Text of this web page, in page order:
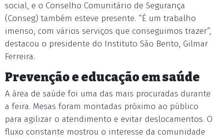
social, e o Conselho Comunitário de Segurança
(Conseg) também esteve presente. “É um trabalho
imenso, com vários serviços que conseguimos trazer”,
destacou o presidente do Instituto São Bento, Gilmar
Ferreira.
Prevenção e educação em saúde
A área de saúde foi uma das mais procuradas durante
a feira. Mesas foram montadas próximo ao público
para agilizar o atendimento e evitar deslocamentos. O
fluxo constante mostrou o interesse da comunidade